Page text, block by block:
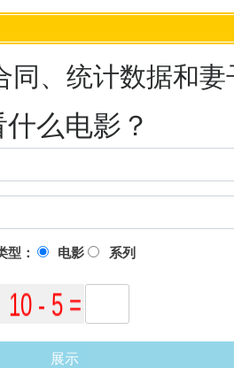
同、统计数据和妻
么电影？
型： 电影 系列
展示